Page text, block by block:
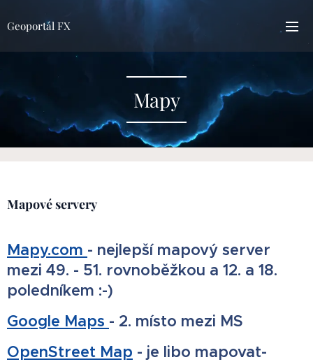
Geoportál FX
Mapy
Mapové servery
Mapy.com - nejlepší mapový server
mezi 49. - 51. rovnoběžkou a 12. a 18.
poledníkem :-)
Google Maps - 2. místo mezi MS
OpenStreet Map - je libo mapovat-